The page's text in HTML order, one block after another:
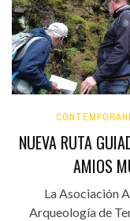
NUEVA RUTA
AMIOS
La Asociación
Arqueología de